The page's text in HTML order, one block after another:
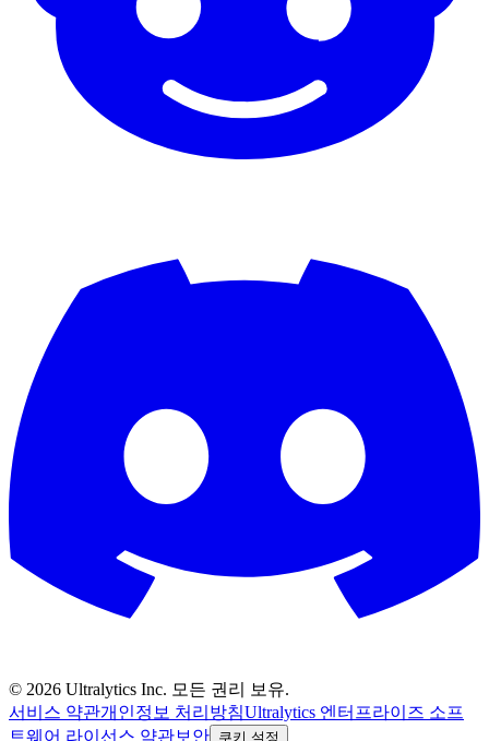
© 2026 Ultralytics Inc. 모든 권리 보유.
서비스 약관개인정보 처리방침Ultralytics 엔터프라이즈 소프
트웨어 라이선스 약관보안 쿠키 설정